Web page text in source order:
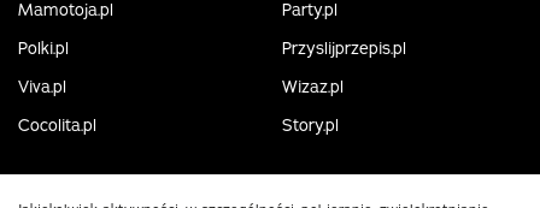
Mamotoja.pl
Party.pl
Polki.pl
Przyslijprzepis.pl
Viva.pl
Wizaz.pl
Cocolita.pl
Story.pl